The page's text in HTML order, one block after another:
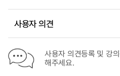
사용자 의견
사용자 의견등록 및 강
해주세요.